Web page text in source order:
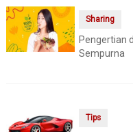
Sharing
Pengertian
Sempurna
Tips